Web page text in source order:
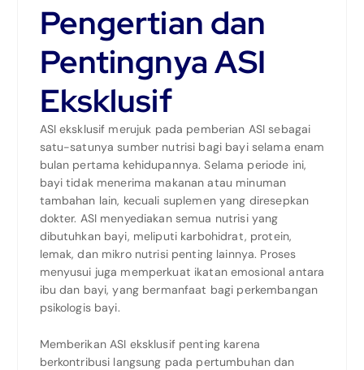
Pengertian dan
Pentingnya ASI
Eksklusif
ASI eksklusif merujuk pada pemberian ASI sebagai
satu-satunya sumber nutrisi bagi bayi selama enam
bulan pertama kehidupannya. Selama periode ini,
bayi tidak menerima makanan atau minuman
tambahan lain, kecuali suplemen yang diresepkan
dokter. ASI menyediakan semua nutrisi yang
dibutuhkan bayi, meliputi karbohidrat, protein,
lemak, dan mikro nutrisi penting lainnya. Proses
menyusui juga memperkuat ikatan emosional antara
ibu dan bayi, yang bermanfaat bagi perkembangan
psikologis bayi.
Memberikan ASI eksklusif penting karena
berkontribusi langsung pada pertumbuhan dan